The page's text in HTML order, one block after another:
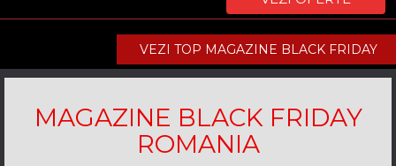
VEZI TOP MAGAZINE BLACK FRIDAY
MAGAZINE BLACK FRIDAY
ROMANIA